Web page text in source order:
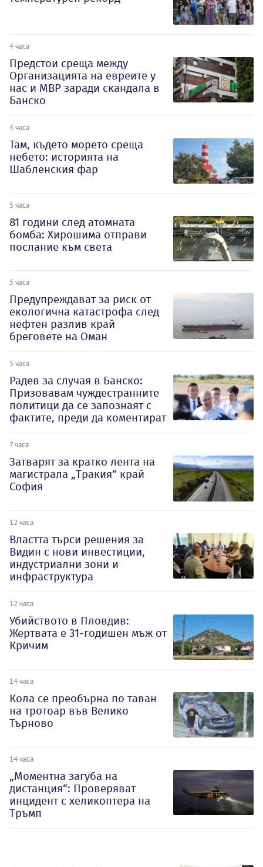
4 часа
Предстои среща между
Организацията на евреите у
нас и МВР заради скандала в
Банско
4 часа
Там, където морето среща
небето: историята на
Шабленския фар
5 часа
81 години след атомната
бомба: Хирошима отправи
послание към света
5 часа
Предупреждават за риск от
екологична катастрофа след
нефтен разлив край
бреговете на Оман
5 часа
Радев за случая в Банско:
Призовавам чуждестранните
политици да се запознаят с
фактите, преди да коментират
7 часа
Затварят за кратко лента на
магистрала „Тракия“ край
София
12 часа
Властта търси решения за
Видин с нови инвестиции,
индустриални зони и
инфраструктура
12 часа
Убийството в Пловдив:
Жертвата е 31-годишен мъж от
Кричим
14 часа
Кола се преобърна по таван
на тротоар във Велико
Търново
14 часа
„Моментна загуба на
дистанция“: Проверяват
инцидент с хеликоптера на
Тръмп